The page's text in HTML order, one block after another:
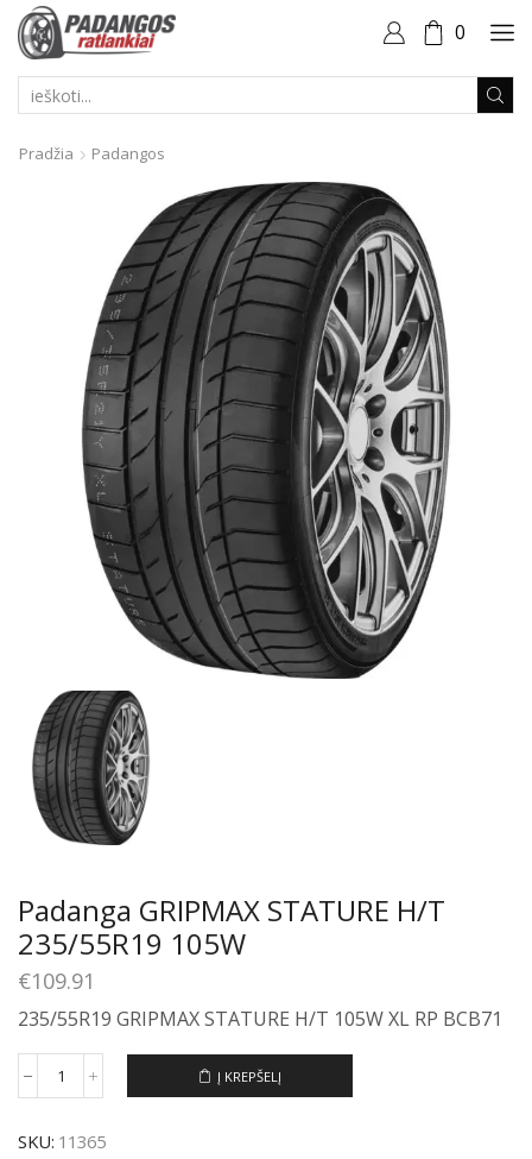
0
Pradžia Padangos
Padanga GRIPMAX STATURE H/T
235/55R19 105W
€109.91
235/55R19 GRIPMAX STATURE H/T 105W XL RP BCB71
produkto
GRIPMAX
Į KREPŠELĮ
SKU: 11365